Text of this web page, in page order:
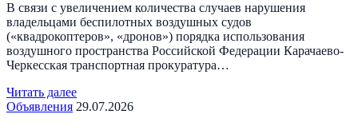
В связи с увеличением количества случаев нарушения
владельцами беспилотных воздушных судов
(«квадрокоптеров», «дронов») порядка использования
воздушного пространства Российской Федерации Карачаево-
Черкесская транспортная прокуратура…
Читать далее
Объявления 29.07.2026